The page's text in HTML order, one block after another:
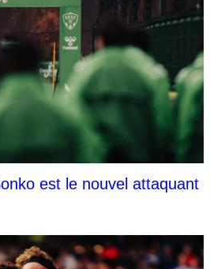
est le nouvel attaquant